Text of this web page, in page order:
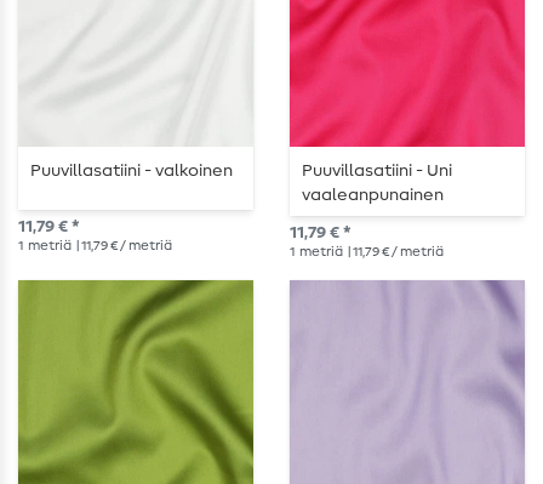
Puuvillasatiini - valkoinen
11,79 € *
1 metriä | 11,79 € / metriä
Puuvillasatiini - Uni
vaaleanpunainen
11,79 € *
1 metriä | 11,79 € / metriä